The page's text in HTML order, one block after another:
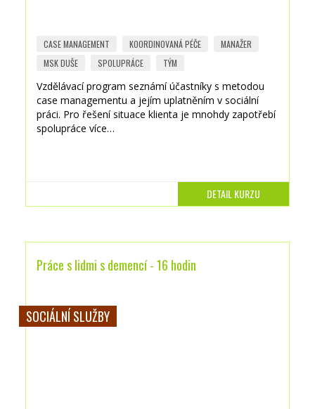
CASE MANAGEMENT KOORDINOVANÁ PÉČE
MANAŽER
MSK DUŠE
SPOLUPRÁCE TÝM
Vzdělávací program seznámí účastníky s metodou
case managementu a jejím uplatněním v sociální
práci. Pro řešení situace klienta je mnohdy zapotřebí
spolupráce více…
DETAIL KURZU
Práce s lidmi s demencí - 16 hodin
SOCIÁLNÍ SLUŽBY